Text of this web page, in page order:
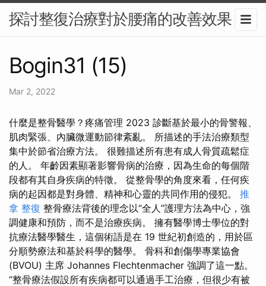
探討整復治療對於腰痛的改善效果
Bogin31 (15)
Mar 2, 2022
什麼是整骨醫學？疼痛管理 2023 診斷基於最小的骨警報、
肌肉緊張、內臟微運動節律紊亂。 所描述的手法治療類型
集中於節省治療方法。 很難描述所有患有成人骨質疏鬆症
的人。 年齡因素顯著影響骨病的治療，因為生命的每個階
段都有其自身疾病的特徵。 從整骨學的角度來看，任何疾
病的起因都是對身體、精神和心靈的共同作用的侵犯。 推
拿 整復 整骨療法背後的理念以“全人”護理方法為中心，強
調健康和預防，而不是治療疾病。 擁有醫學博士學位的對
抗療法醫學醫生，這個術語是在 19 世紀初創造的，用於區
分順勢療法和基於科學的醫學。 骨科和創傷學專業協會
(BVOU) 主席 Johannes Flechtenmacher 強調了這一點。
“整骨療法假設所有疾病都可以通過手工治療，但很少有被